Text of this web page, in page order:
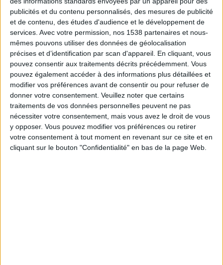
publicités et du contenu personnalisés, des mesures de publicité
et de contenu, des études d'audience et le développement de
services. Avec votre permission, nos 1538 partenaires et nous-
mêmes pouvons utiliser des données de géolocalisation
précises et d’identification par scan d'appareil. En cliquant, vous
pouvez consentir aux traitements décrits précédemment. Vous
pouvez également accéder à des informations plus détaillées et
modifier vos préférences avant de consentir ou pour refuser de
donner votre consentement. Veuillez noter que certains
traitements de vos données personnelles peuvent ne pas
nécessiter votre consentement, mais vous avez le droit de vous
y opposer. Vous pouvez modifier vos préférences ou retirer
votre consentement à tout moment en revenant sur ce site et en
cliquant sur le bouton "Confidentialité" en bas de la page Web.
Moins de
5 kilos
De 5 à 10
kilos
Plus de
10 kilos
Service-client & Motivation Voir tout
Les équipes du Service-client et de la
Communauté Savoir Maigrir vous aident
chaque semaine à vous rapprocher
sereinement de votre objectif minceur.